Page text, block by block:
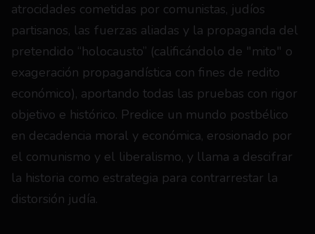
atrocidades cometidas por comunistas, judíos
partisanos, las fuerzas aliadas y la propaganda del
pretendido “holocausto” (calificándolo de "mito" o
exageración propagandística con fines de redito
económico), aportando todas las pruebas con rigor
objetivo e histórico. Predice un mundo postbélico
en decadencia moral y económica, erosionado por
el comunismo y el liberalismo, y llama a descifrar
la historia como estrategia para contrarrestar la
distorsión judía.